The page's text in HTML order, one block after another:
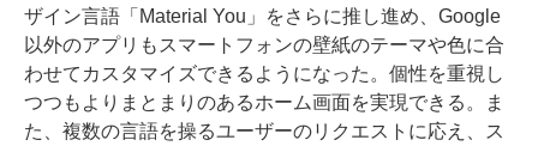
ザイン言語「Material You」をさらに推し進め、Google
以外のアプリもスマートフォンの壁紙のテーマや色に合
わせてカスタマイズできるようになった。個性を重視し
つつもよりまとまりのあるホーム画面を実現できる。ま
た、複数の言語を操るユーザーのリクエストに応え、ス